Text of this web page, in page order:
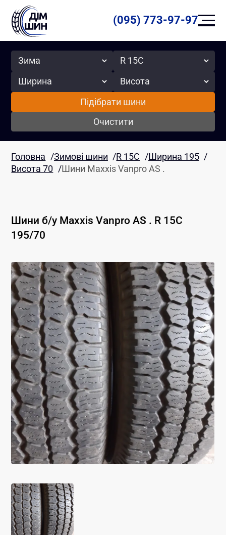
(095) 773-97-97
Сезон Радіус
Ширина Висота
Підібрати шини
Очистити
Головна /Зимові шини /R 15C /Ширина 195 /
Висота 70 /Шини Maxxis Vanpro AS .
Шини б/у Maxxis Vanpro AS . R 15C
195/70